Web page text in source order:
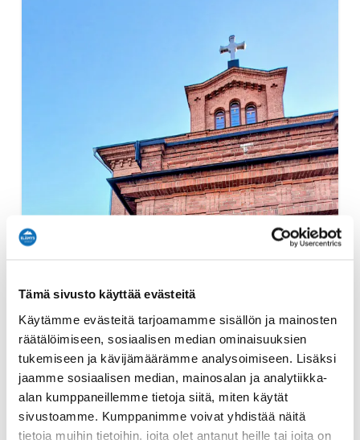
Tämä sivusto käyttää evästeitä
Käytämme evästeitä tarjoamamme sisällön ja mainosten
räätälöimiseen, sosiaalisen median ominaisuuksien
tukemiseen ja kävijämäärämme analysoimiseen. Lisäksi
jaamme sosiaalisen median, mainosalan ja analytiikka-
alan kumppaneillemme tietoja siitä, miten käytät
sivustoamme. Kumppanimme voivat yhdistää näitä
tietoja muihin tietoihin, joita olet antanut heille tai joita on